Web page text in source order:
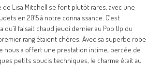
de Lisa Mitchell se font plutôt rares, avec une
en 2015 à notre connaissance. C’est
faisait chaud jeudi dernier au Pop Up du
rang étaient chères. Avec sa superbe robe
nous a offert une prestation intime, bercée de
petits soucis techniques, le charme était au